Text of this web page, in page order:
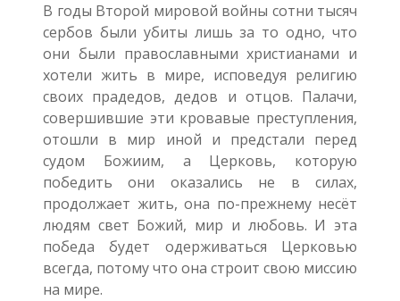
В годы Второй мировой войны сотни тысяч
сербов были убиты лишь за то одно, что
они были православными христианами и
хотели жить в мире, исповедуя религию
своих прадедов, дедов и отцов. Палачи,
совершившие эти кровавые преступления,
отошли в мир иной и предстали перед
судом Божиим, а Церковь, которую
победить они оказались не в силах,
продолжает жить, она по-прежнему несёт
людям свет Божий, мир и любовь. И эта
победа будет одерживаться Церковью
всегда, потому что она строит свою миссию
на мире.